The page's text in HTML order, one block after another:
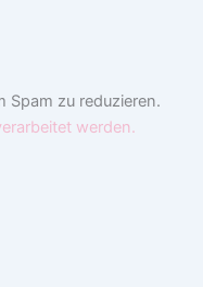
Spam zu reduzieren.
werden.